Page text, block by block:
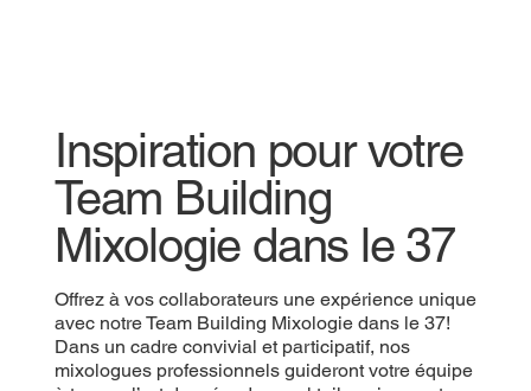
Inspiration pour votre
Team Building
Mixologie dans le 37
Offrez à vos collaborateurs une expérience unique
avec notre Team Building Mixologie dans le 37!
Dans un cadre convivial et participatif, nos
mixologues professionnels guideront votre équipe